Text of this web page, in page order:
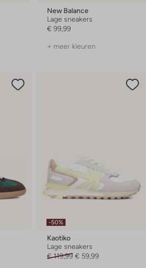
New Balance
Lage sneakers
€ 99,99
+ meer kleuren
-50%
Kaotiko
Lage sneakers
€ 119,99 € 59,99